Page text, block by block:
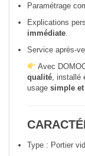
Paramétrage
Explications
immédiate
Service après-
Avec
qualité ,
usage simple
Type : Portier